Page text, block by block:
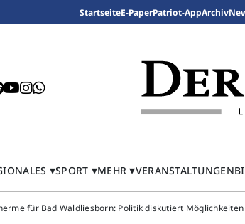
StartseiteE-PaperPatriot-AppArchiv
SPORT MEHR VERANSTALTUNGEN
für Bad Waldliesborn: Politik diskutiert Möglichkeiten